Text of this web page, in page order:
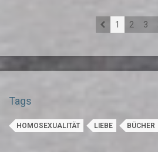
1 2 3
Tags
HOMOSEXUALITÄT LIEBE BÜCHER